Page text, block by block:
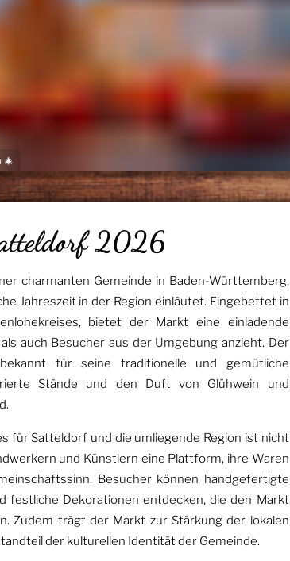
🎄
2026
charmanten Gemeinde in Baden-Württemberg,
Jahreszeit in der Region einläutet. Eingebettet in
bietet der Markt eine einladende
auch Besucher aus der Umgebung anzieht. Der
für seine traditionelle und gemütliche
Stände und den Duft von Glühwein und
für Satteldorf und die umliegende Region ist nicht
und Künstlern eine Plattform, ihre Waren
Besucher können handgefertigte
festliche Dekorationen entdecken, die den Markt
Zudem trägt der Markt zur Stärkung der lokalen
der kulturellen Identität der Gemeinde.